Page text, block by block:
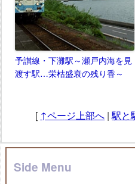
予讃線・下灘駅～瀬戸内海を見
渡す駅…栄枯盛衰の残り香～
[ ↑ページ上部へ |駅と
Side Menu